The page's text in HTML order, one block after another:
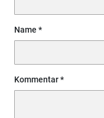
Name
Kommentar